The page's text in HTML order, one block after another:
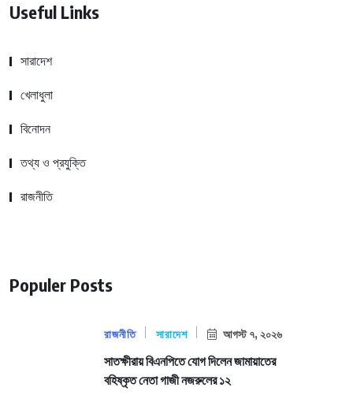
Useful Links
সারাদেশ
খেলাধুলা
বিনোদন
তথ্য ও প্রযুক্তি
রাজনীতি
Populer Posts
রাজনীতি সারাদেশ আগস্ট ৭, ২০২৬
সাতক্ষীরায় বিএনপিতে যোগ দিলেন জামায়াতের
বহিষ্কৃত নেতা গাজী নজরুলের ১২